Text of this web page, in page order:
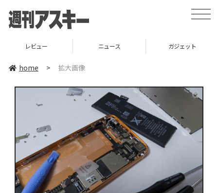
toggle
レビュー ニュース ガジェット
home > 拡大画像